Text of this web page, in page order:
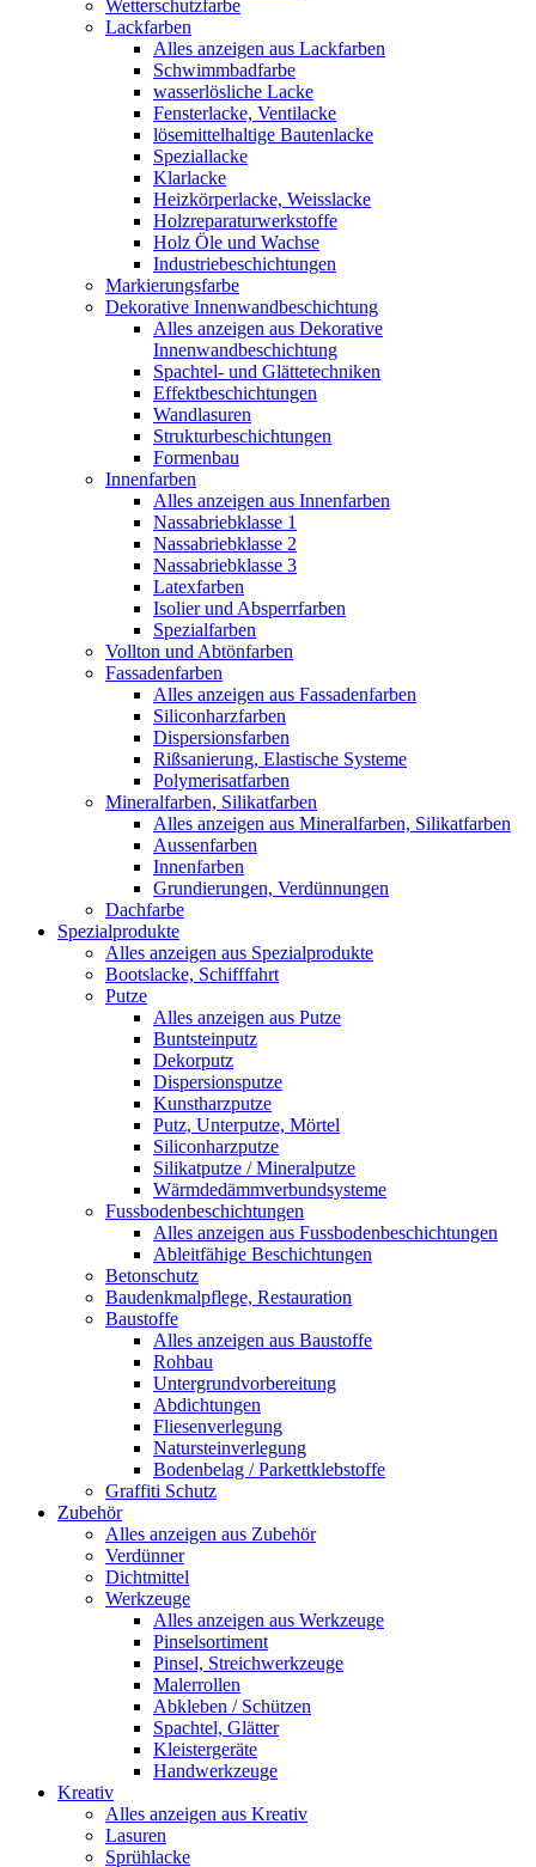
Wetterschutzfarbe
Lackfarben
Alles anzeigen aus Lackfarben
Schwimmbadfarbe
wasserlösliche Lacke
Fensterlacke, Ventilacke
lösemittelhaltige Bautenlacke
Speziallacke
Klarlacke
Heizkörperlacke, Weisslacke
Holzreparaturwerkstoffe
Holz Öle und Wachse
Industriebeschichtungen
Markierungsfarbe
Dekorative Innenwandbeschichtung
Alles anzeigen aus Dekorative
Innenwandbeschichtung
Spachtel- und Glättetechniken
Effektbeschichtungen
Wandlasuren
Strukturbeschichtungen
Formenbau
Innenfarben
Alles anzeigen aus Innenfarben
Nassabriebklasse 1
Nassabriebklasse 2
Nassabriebklasse 3
Latexfarben
Isolier und Absperrfarben
Spezialfarben
Vollton und Abtönfarben
Fassadenfarben
Alles anzeigen aus Fassadenfarben
Siliconharzfarben
Dispersionsfarben
Rißsanierung, Elastische Systeme
Polymerisatfarben
Mineralfarben, Silikatfarben
Alles anzeigen aus Mineralfarben, Silikatfarben
Aussenfarben
Innenfarben
Grundierungen, Verdünnungen
Dachfarbe
Spezialprodukte
Alles anzeigen aus Spezialprodukte
Bootslacke, Schifffahrt
Putze
Alles anzeigen aus Putze
Buntsteinputz
Dekorputz
Dispersionsputze
Kunstharzputze
Putz, Unterputze, Mörtel
Siliconharzputze
Silikatputze / Mineralputze
Wärmdedämmverbundsysteme
Fussbodenbeschichtungen
Alles anzeigen aus Fussbodenbeschichtungen
Ableitfähige Beschichtungen
Betonschutz
Baudenkmalpflege, Restauration
Baustoffe
Alles anzeigen aus Baustoffe
Rohbau
Untergrundvorbereitung
Abdichtungen
Fliesenverlegung
Natursteinverlegung
Bodenbelag / Parkettklebstoffe
Graffiti Schutz
Zubehör
Alles anzeigen aus Zubehör
Verdünner
Dichtmittel
Werkzeuge
Alles anzeigen aus Werkzeuge
Pinselsortiment
Pinsel, Streichwerkzeuge
Malerrollen
Abkleben / Schützen
Spachtel, Glätter
Kleistergeräte
Handwerkzeuge
Kreativ
Alles anzeigen aus Kreativ
Lasuren
Sprühlacke